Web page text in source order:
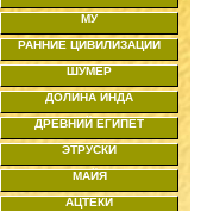
МУ
РАННИЕ ЦИВИЛИЗАЦИИ
ШУМЕР
ДОЛИНА ИНДА
ДРЕВНИЙ ЕГИПЕТ
ЭТРУСКИ
МАЙЯ
АЦТЕКИ